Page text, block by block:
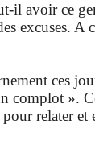
il avoir ce
excuses. A
ces
complot ».
relater et